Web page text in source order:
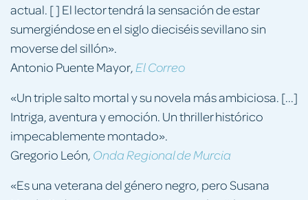
actual. [ ] El lector tendrá la sensación de estar
sumergiéndose en el siglo dieciséis sevillano sin
moverse del sillón».
Antonio Puente Mayor,El Correo
«Un triple salto mortal y su novela más ambiciosa. [...]
Intriga, aventura y emoción. Un thriller histórico
impecablemente montado».
Gregorio León, Onda Regional de Murcia
«Es una veterana del género negro, pero Susana